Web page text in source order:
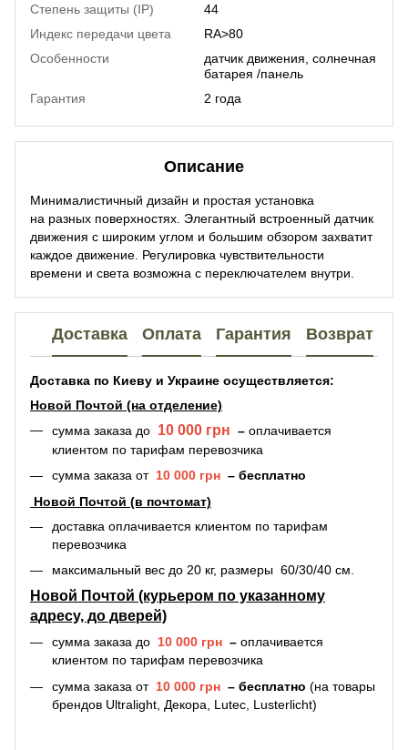
Степень защиты (IP)
44
Индекс передачи цвета
RA>80
Особенности
датчик движения, солнечная
батарея /панель
Гарантия
2 года
Описание
Минималистичный дизайн и простая установка
на разных поверхностях. Элегантный встроенный датчик
движения с широким углом и большим обзором захватит
каждое движение. Регулировка чувствительности
времени и света возможна с переключателем внутри.
Доставка Оплата Гарантия Возврат
Доставка по Киеву и Украине осуществляется:
Новой Почтой (на отделение)
сумма заказа до 10 000 грн – оплачивается
клиентом по тарифам перевозчика
сумма заказа от 10 000 грн – бесплатно
Новой Почтой (в почтомат)
доставка оплачивается клиентом по тарифам
перевозчика
максимальный вес до 20 кг, размеры 60/30/40 см.
Новой Почтой (курьером по указанному
адресу, до дверей)
сумма заказа до 10 000 грн – оплачивается
клиентом по тарифам перевозчика
сумма заказа от 10 000 грн – бесплатно (на товары
брендов Ultralight, Декора, Lutec, Lusterlicht)